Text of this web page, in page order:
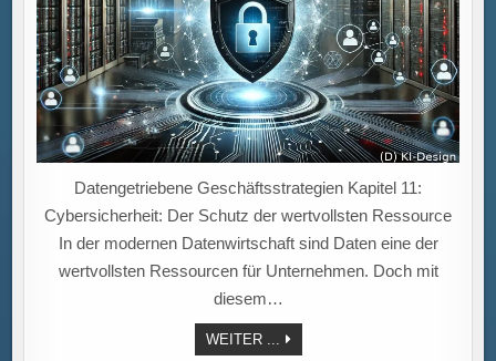
Datengetriebene Geschäftsstrategien Kapitel 11:
Cybersicherheit: Der Schutz der wertvollsten Ressource
In der modernen Datenwirtschaft sind Daten eine der
wertvollsten Ressourcen für Unternehmen. Doch mit
diesem…
WEITER ...
SCHUTZ
DER